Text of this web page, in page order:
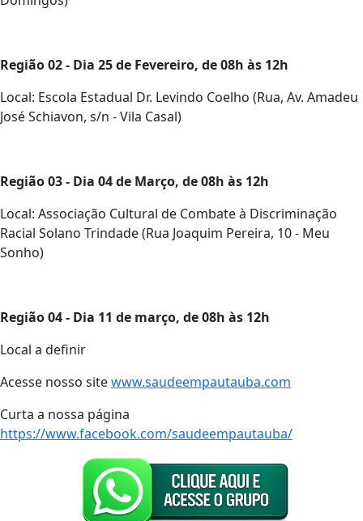
Região 02 - Dia 25 de Fevereiro, de 08h às 12h
Local: Escola Estadual Dr. Levindo Coelho (Rua, Av. Amadeu
José Schiavon, s/n - Vila Casal)
Região 03 - Dia 04 de Março, de 08h às 12h
Local: Associação Cultural de Combate à Discriminação
Racial Solano Trindade (Rua Joaquim Pereira, 10 - Meu
Sonho)
Região 04 - Dia 11 de março, de 08h às 12h
Local a definir
Acesse nosso sitewww.saudeempautauba.com
Curta a nossa página
https://www.facebook.com/saudeempautauba/